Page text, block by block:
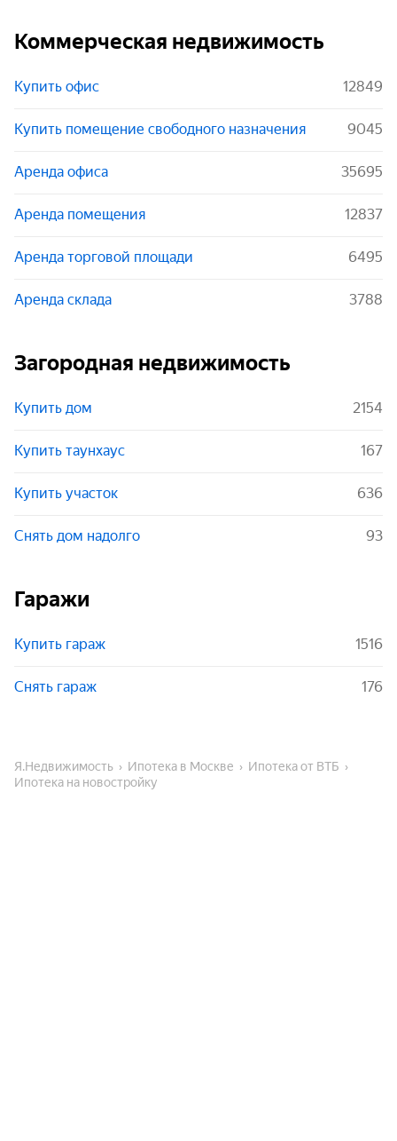
Коммерческая недвижимость
Купить офис 12849
Купить помещение свободного назначения 9045
Аренда офиса 35695
Аренда помещения 12837
Аренда торговой площади 6495
Аренда склада 3788
Загородная недвижимость
Купить дом 2154
Купить таунхаус 167
Купить участок 636
Снять дом надолго 93
Гаражи
Купить гараж 1516
Снять гараж 176
Я.Недвижимость Ипотека в Москве
Ипотека от ВТБ
Ипотека на новостройку